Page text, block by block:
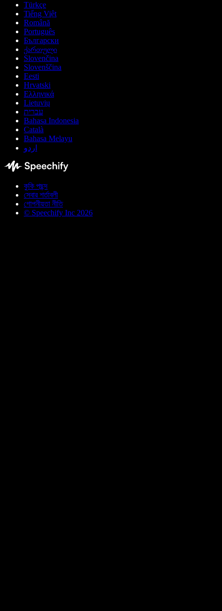
Türkçe
Tiếng Việt
Română
Português
Български
ქართული
Slovenčina
Slovenščina
Eesti
Hrvatski
Ελληνικά
Lietuvių
עברית
Bahasa Indonesia
Català
Bahasa Melayu
اردو
কুকি পছন্দ
সেবার শর্তাবলী
গোপনীয়তা নীতি
© Speechify Inc 2026